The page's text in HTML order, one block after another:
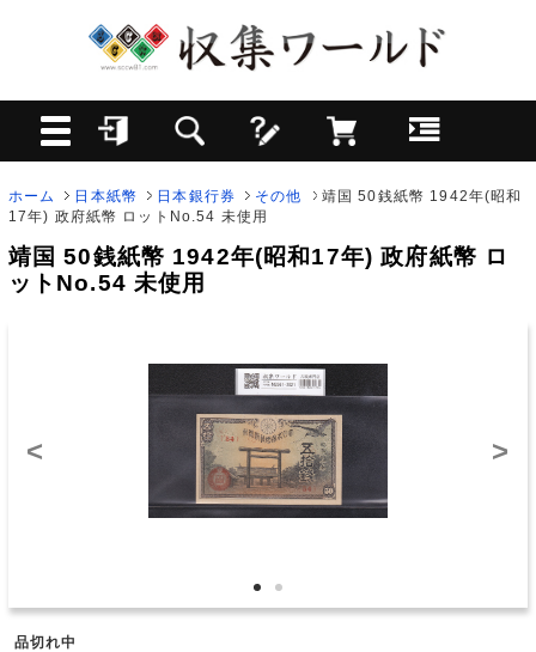
ホーム 日本紙幣 日本銀行券 その他
靖国 50銭紙幣 1942年(昭和
17年) 政府紙幣 ロットNo.54 未使用
靖国 50銭紙幣 1942年(昭和17年) 政府紙幣 ロ
ットNo.54 未使用
< >
品切れ中